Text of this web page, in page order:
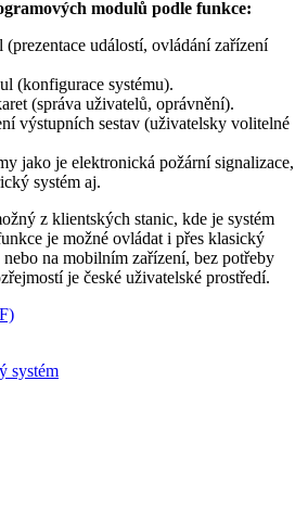
modulů podle funkce:
událostí, ovládání zařízení
(konfigurace systému).
(správa uživatelů, oprávnění).
výstupních sestav (uživatelsky volitelné
jako je elektronická požární signalizace,
systém aj.
z klientských stanic, kde je systém
je možné ovládat i přes klasický
na mobilním zařízení, bez potřeby
je české uživatelské prostředí.
systém